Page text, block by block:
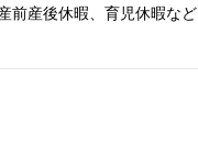
前産後休暇、育児休暇など